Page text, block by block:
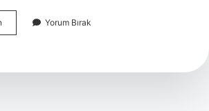
Bütçe
Yapılır
Yorum Bırak